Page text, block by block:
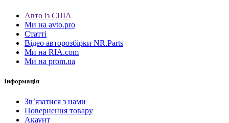
Авто із США
Ми на avto.pro
Статті
Відео авторозбірки NR.Parts
Ми на RIA.com
Ми на prom.ua
Інформація
Зв’язатися з нами
Повернення товару
Акаунт